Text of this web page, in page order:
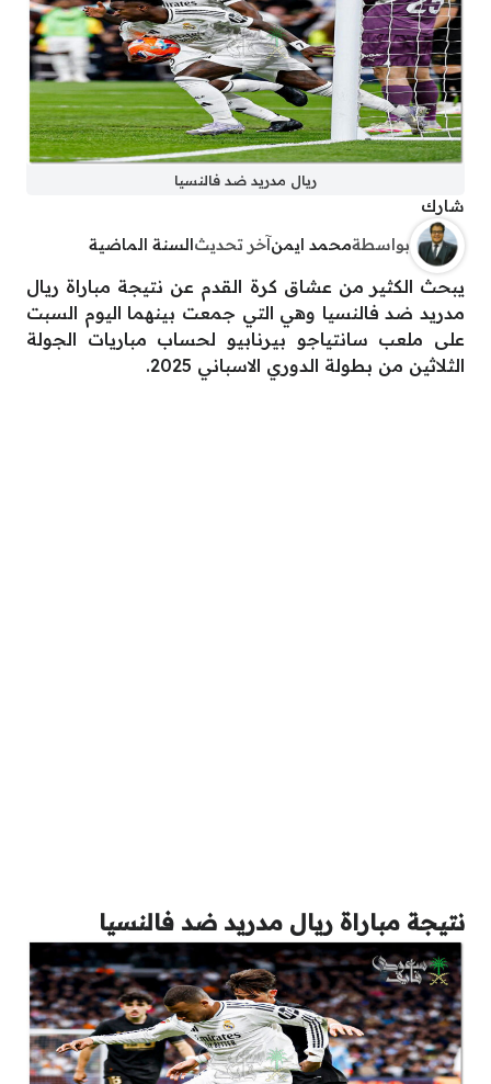
ريال مدريد ضد فالنسيا
شارك
بواسطةمحمد ايمنآخر تحديثالسنة الماضية
يبحث الكثير من عشاق كرة القدم عن نتيجة مباراة ريال
مدريد ضد فالنسيا وهي التي جمعت بينهما اليوم السبت
على ملعب سانتياجو بيرنابيو لحساب مباريات الجولة
الثلاثين من بطولة الدوري الاسباني 2025.
نتيجة مباراة ريال مدريد ضد فالنسيا